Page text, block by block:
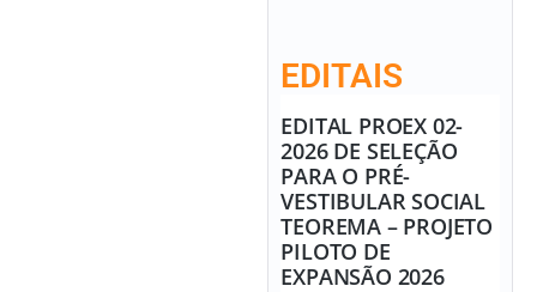
EDITAIS
EDITAL PROEX 02-
2026 DE SELEÇÃO
PARA O PRÉ-
VESTIBULAR SOCIAL
TEOREMA – PROJETO
PILOTO DE
EXPANSÃO 2026